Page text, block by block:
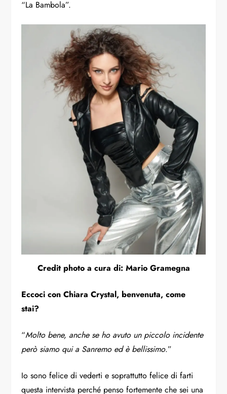
“La Bambola”.
Credit photo a cura di: Mario Gramegna
Eccoci con Chiara Crystal, benvenuta, come
stai?
“Molto bene, anche se ho avuto un piccolo incidente
però siamo qui a Sanremo ed è bellissimo.”
Io sono felice di vederti e soprattutto felice di farti
questa intervista perché penso fortemente che sei una